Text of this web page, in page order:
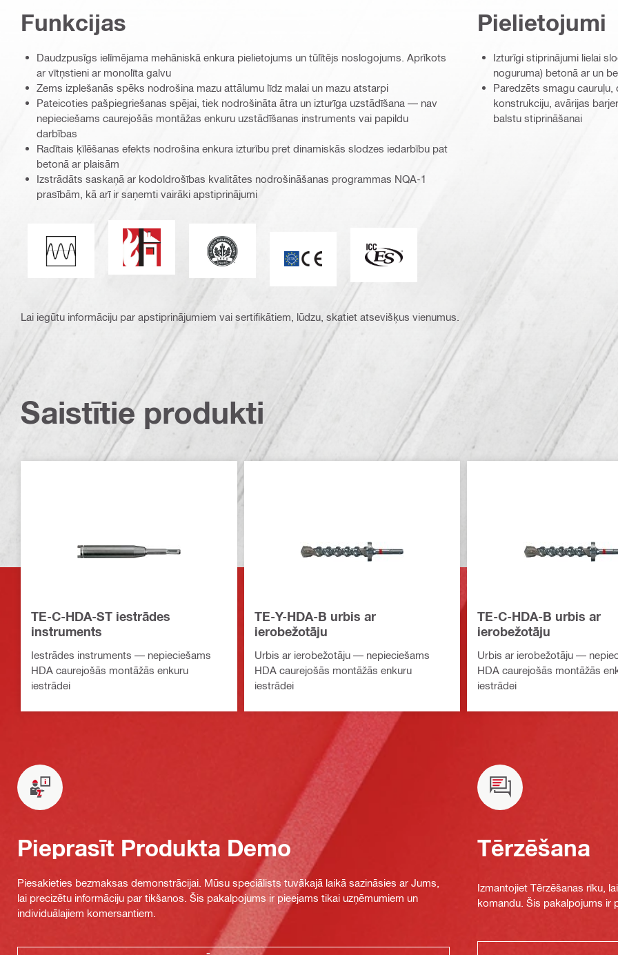
Funkcijas
Daudzpusīgs ielīmējama mehāniskā enkura pielietojums un tūlītējs noslogojums. Aprīkots
ar vītņstieni ar monolīta galvu
Zems izplešanās spēks nodrošina mazu attālumu līdz malai un mazu atstarpi
Pateicoties pašpiegriešanas spējai, tiek nodrošināta ātra un izturīga uzstādīšana — nav
nepieciešams caurejošās montāžas enkuru uzstādīšanas instruments vai papildu
darbības
Radītais ķīlēšanas efekts nodrošina enkura izturību pret dinamiskās slodzes iedarbību pat
betonā ar plaisām
Izstrādāts saskaņā ar kodoldrošības kvalitātes nodrošināšanas programmas NQA-1
prasībām, kā arī ir saņemti vairāki apstiprinājumi
Noguruma slodzeUgunsizturība Līderība enerģijas un vides objektu projektēšanā
CE_ETA_Logokombi (157823)
Pielietojumi
Izturīgi stiprinājumi lielai
noguruma) betonā ar un
Paredzēts smagu
konstrukciju, avārijas
balstu stiprināšanai
Lai iegūtu informāciju par apstiprinājumiem vai sertifikātiem, lūdzu, skatiet atsevišķus vienumus.
Saistītie produkti
TE-C-HDA-ST iestrādes
instruments
Iestrādes instruments — nepieciešams
HDA caurejošās montāžās enkuru
iestrādei
TE-Y-HDA-B urbis ar
ierobežotāju
Urbis ar ierobežotāju — nepieciešams
HDA caurejošās montāžās enkuru
iestrādei
TE-C-HDA-B urbis ar
ierobežotāju
Urbis ar ierobežotāju —
HDA caurejošās montāžās
iestrādei
Pieprasīt Produkta Demo
Piesakieties bezmaksas demonstrācijai. Mūsu speciālists tuvākajā laikā sazināsies ar Jums,
lai precizētu informāciju par tikšanos. Šis pakalpojums ir pieejams tikai uzņēmumiem un
individuālajiem komersantiem.
Tērzēšana
Izmantojiet Tērzēšanas rīku,
komandu. Šis pakalpojums ir